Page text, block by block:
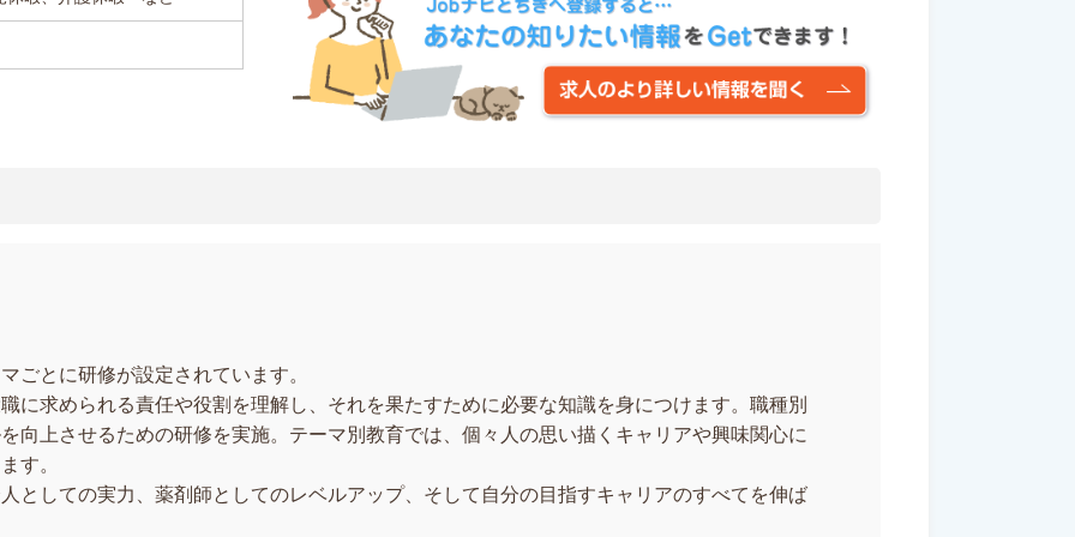
ごとに研修が設定されています。
に求められる責任や役割を理解し、それを果たすために必要な知識を身につけます。職種別
向上させるための研修を実施。テーマ別教育では、個々人の思い描くキャリアや興味関心に
す。
としての実力、薬剤師としてのレベルアップ、そして自分の目指すキャリアのすべてを伸ば